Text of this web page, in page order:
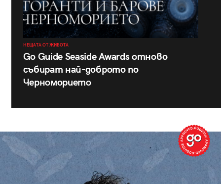
НЕЩАТА ОТ ЖИВОТА
Go Guide Seaside Awards отново
събират най-доброто по
Черноморието